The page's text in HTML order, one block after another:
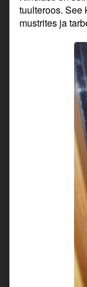
tuulteroos. See
mustrites ja